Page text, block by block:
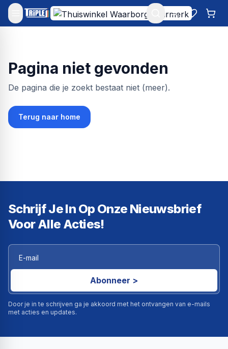
Mijn account
Pagina niet gevonden
De pagina die je zoekt bestaat niet (meer).
Terug naar home
Schrijf Je In Op Onze Nieuwsbrief
Voor Alle Acties!
Abonneer >
Door je in te schrijven ga je akkoord met het ontvangen van e-mails
met acties en updates.